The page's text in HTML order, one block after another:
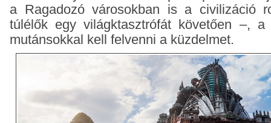
a Ragadozó városokban is a civilizáció
túlélők egy világktasztrófát követően –,
mutánsokkal kell felvenni a küzdelmet.